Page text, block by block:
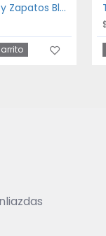
Pack Ropa y Zapatos Black and White